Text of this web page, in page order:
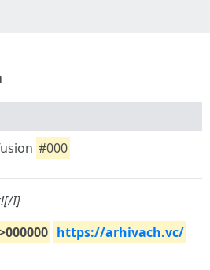
#000
I]
https://arhivach.vc/